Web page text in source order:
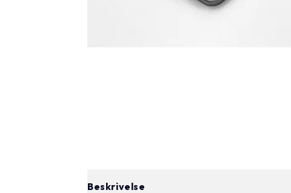
Beskrivelse